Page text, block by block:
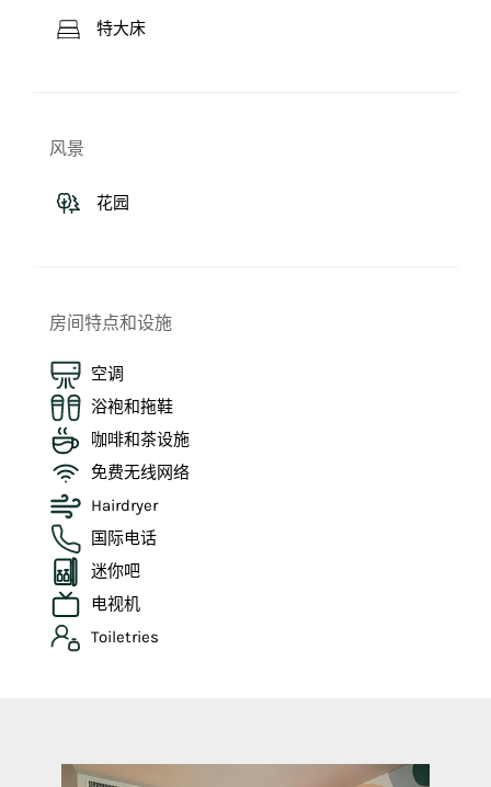
特大床
风景
花园
房间特点和设施
空调
浴袍和拖鞋
咖啡和茶设施
免费无线网络
Hairdryer
国际电话
迷你吧
电视机
Toiletries